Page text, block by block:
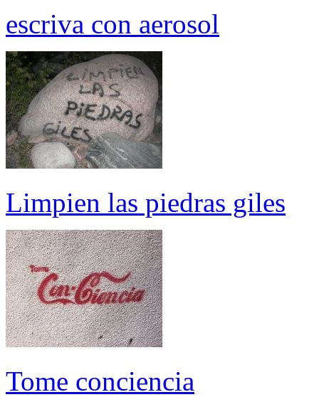
escriva con aerosol
Limpien las piedras giles
Tome conciencia